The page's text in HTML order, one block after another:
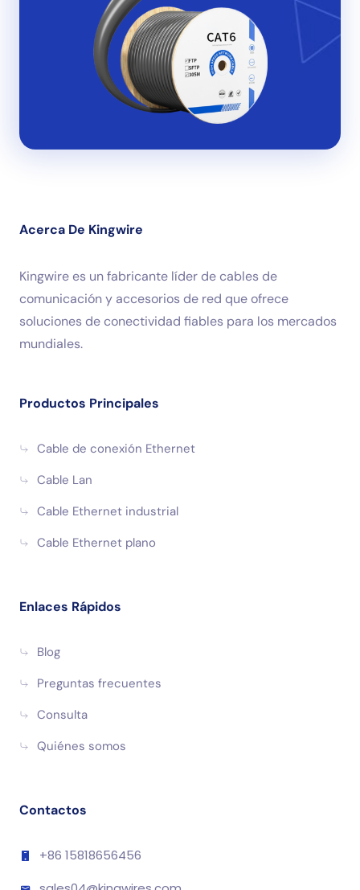
Acerca De Kingwire
Kingwire es un fabricante líder de cables de
comunicación y accesorios de red que ofrece
soluciones de conectividad fiables para los mercados
mundiales.
Productos Principales
Cable de conexión Ethernet
Cable Lan
Cable Ethernet industrial
Cable Ethernet plano
Enlaces Rápidos
Blog
Preguntas frecuentes
Consulta
Quiénes somos
Contactos
+86 15818656456